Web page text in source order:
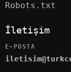
Robots.txt
İletişim
E-POSTA